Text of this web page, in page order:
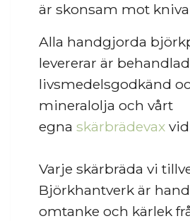
är skonsam mot
Alla handgjorda
levererar är
livsmedelsgodkänd
mineralolja och vårt
egna skärbrädevax
Varje skärbräda vi
Björkhantverk är
omtanke och kärlek